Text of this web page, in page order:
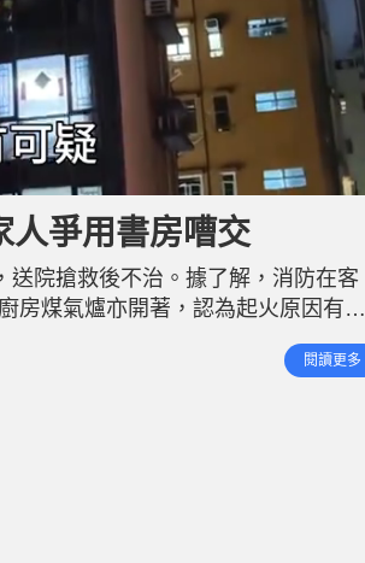
人爭用書房嘈交
院搶救後不治。據了解，消防在客
房煤氣爐亦開著，認為起火原因有可
位，今日中午曾與家人爭用書房並發
案件現交由九龍城警區刑事調查隊
閱讀更多